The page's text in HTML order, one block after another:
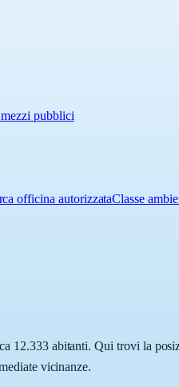
pubblici
officina autorizzataClasse
abitanti. Qui trovi la
vicinanze.